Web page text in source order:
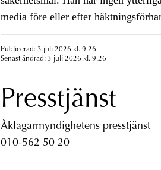
media före eller efter
Publicerad: 3 juli 2026 kl. 9.26
Senast ändrad: 3 juli 2026 kl. 9.26
Presstjänst
Åklagarmyndighetens presstjänst
010-562 50 20